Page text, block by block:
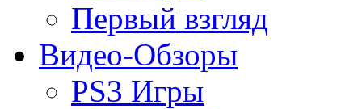
Первый взгляд
Видео-Обзоры
PS3 Игры